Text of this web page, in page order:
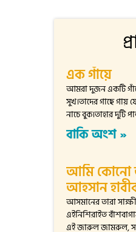
এক গাঁয়ে
আমরা দুজন একটি
সুখ।তাদের গাছে গায়
নাচে বুক।তাহার দুটি
বাকি অংশ »
আমি কোনো
আহসান
আসমানের তারা
এইনিশিরাইত
এই জারুল জামরুল,